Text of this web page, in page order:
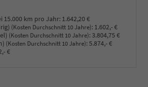
15.000 km pro Jahr: 1.642,20 €
(Kosten Durchschnitt 10 Jahre): 1.602,- €
(Kosten Durchschnitt 10 Jahre):3.804,75 €
(Kosten Durchschnitt 10 Jahre):5.874,- €
€